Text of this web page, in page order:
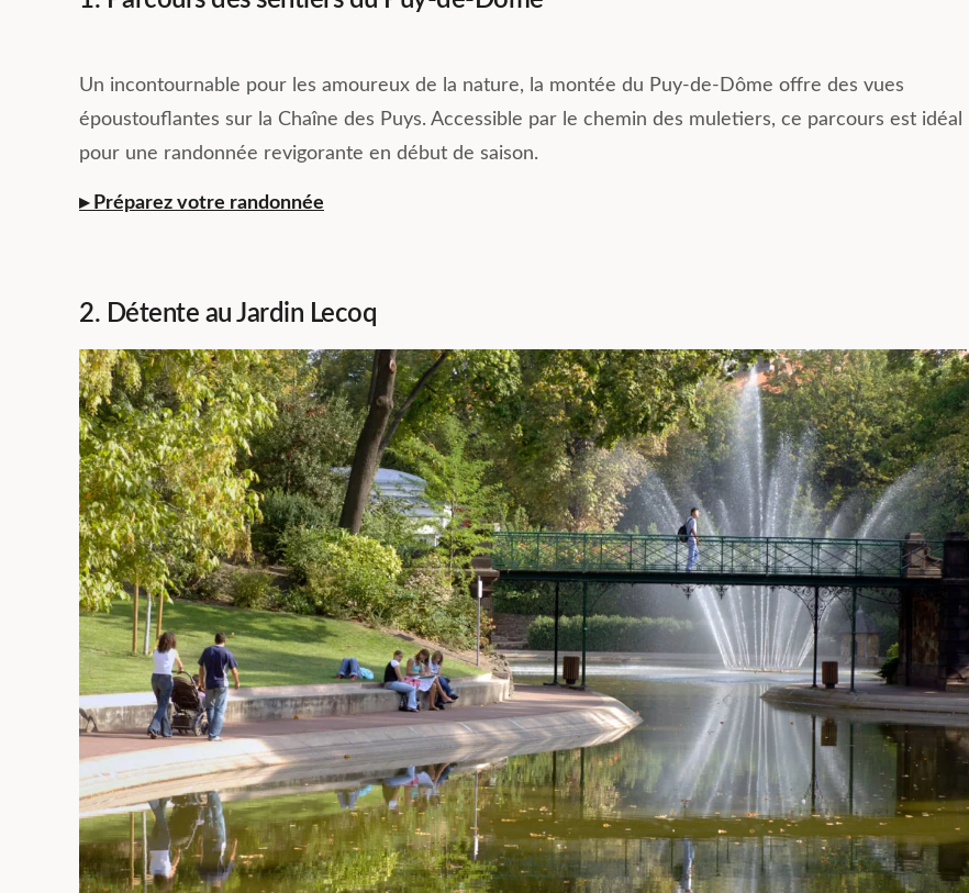
Un incontournable pour les amoureux de la nature, la montée du Puy-de-Dôme offre des vues
époustouflantes sur la Chaîne des Puys. Accessible par le chemin des muletiers, ce parcours est idéal
pour une randonnée revigorante en début de saison.
▸ Préparez votre randonnée
2. Détente au Jardin Lecoq